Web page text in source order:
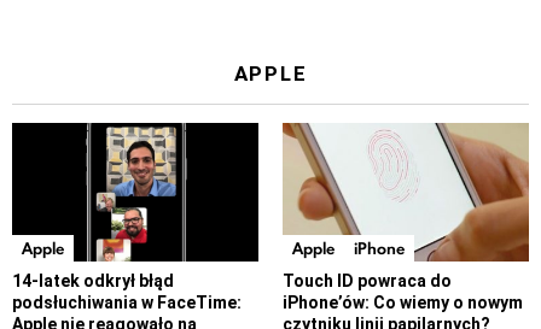
APPLE
Apple
14-latek odkrył błąd
podsłuchiwania w FaceTime:
Apple nie reagowało na
Apple iPhone
Touch ID powraca do
iPhone’ów: Co wiemy o nowym
czytniku linii papilarnych?